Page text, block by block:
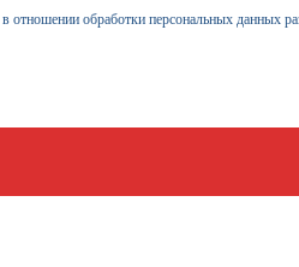
в отношении обработки персональных данных